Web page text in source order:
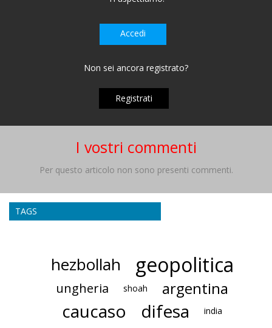
Accedi
Non sei ancora registrato?
Registrati
I vostri commenti
Per questo articolo non sono presenti commenti.
TAGS
hezbollah geopolitica
ungheria shoah argentina
caucaso difesa india